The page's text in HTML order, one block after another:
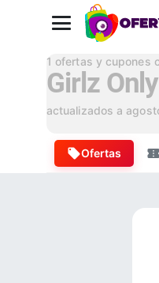
1 ofertas y cupones
Girlz Only
actualizados a
Ofertas